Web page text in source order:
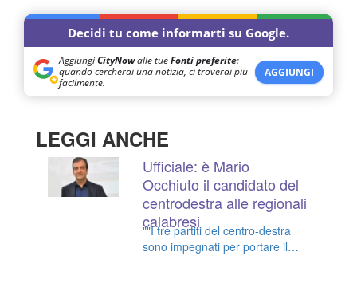
Decidi tu come informarti su Google.
AggiungiCityNowalle tueFonti preferite:
quando cercherai una notizia, ci troverai più
facilmente.
AGGIUNGI
LEGGI ANCHE
Ufficiale: è Mario
Occhiuto il candidato del
centrodestra alle regionali
calabresi
""I tre partiti del centro-destra
sono impegnati per portare il